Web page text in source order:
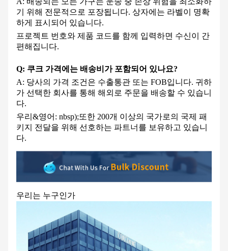
기 위해 전문적으로 포장됩니다. 상자에는 라벨이 명확
하게 표시되어 있습니다.
프로젝트 번호와 제품 코드를 함께 입력하면 수신이 간
편해집니다.
Q: 쿠크 가격에는 배송비가 포함되어 있나요?
A: 당사의 가격 조건은 수출통관 또는 FOB입니다. 귀하
가 선택한 회사를 통해 해외로 주문을 배송할 수 있습니
다.
우리&영어: nbsp);또한 200개 이상의 국가로의 국제 패
키지 전달을 위해 선호하는 파트너를 보유하고 있습니
다.
우리는 누구인가